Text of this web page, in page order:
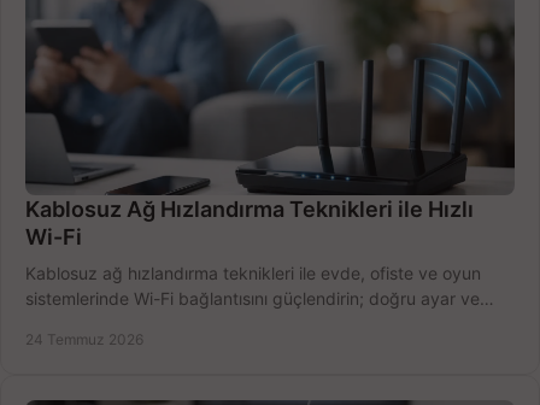
Kablosuz Ağ Hızlandırma Teknikleri ile Hızlı
Wi-Fi
Kablosuz ağ hızlandırma teknikleri ile evde, ofiste ve oyun
sistemlerinde Wi-Fi bağlantısını güçlendirin; doğru ayar ve
24 Temmuz 2026